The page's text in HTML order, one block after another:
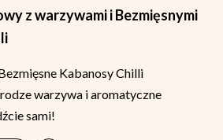
z warzywami i Bezmięsnymi
Kabanosy Chilli
warzywa i aromatyczne
sami!